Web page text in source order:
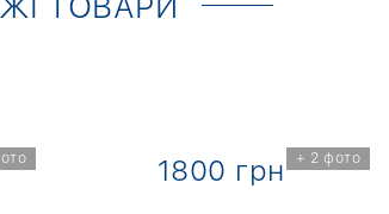
+ 2 фото
1800 грн